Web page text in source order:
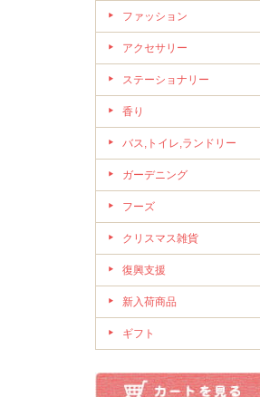
ファッション
アクセサリー
ステーショナリー
香り
バス,トイレ,ランドリー
ガーデニング
フーズ
クリスマス雑貨
復興支援
新入荷商品
ギフト